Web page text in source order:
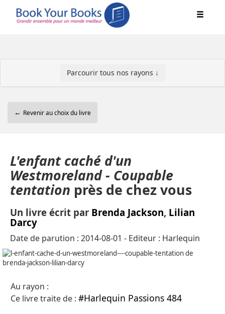
Parcourir tous nos rayons ↓
← Revenir au choix du livre
L'enfant caché d'un
Westmoreland - Coupable
tentation près de chez vous
Un livre écrit par Brenda Jackson, Lilian
Darcy
Date de parution : 2014-08-01 - Editeur : Harlequin
Au rayon :
Ce livre traite de : #Harlequin Passions 484